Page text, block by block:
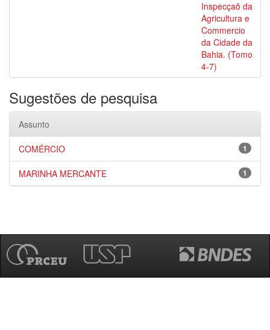
Inspecçaõ da
Agricultura e
Commercio
da Cidade da
Bahia. (Tomo
4-7)
Sugestões de pesquisa
Assunto
1
COMÉRCIO
1
MARINHA MERCANTE